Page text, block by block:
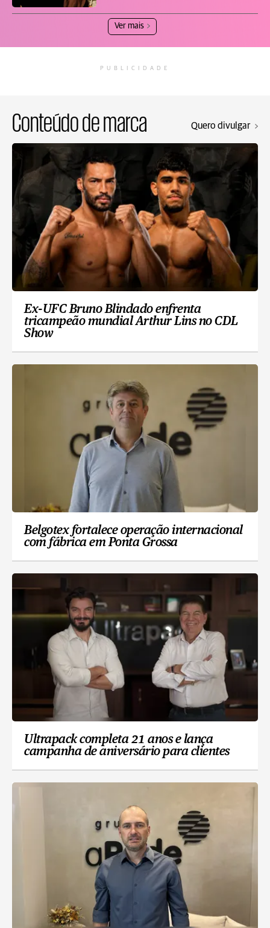
Ver mais
PUBLICIDADE
Conteúdo de marca Quero divulgar
Ex-UFC Bruno Blindado enfrenta
tricampeão mundial Arthur Lins no CDL
Show
Belgotex fortalece operação internacional
com fábrica em Ponta Grossa
Ultrapack completa 21 anos e lança
campanha de aniversário para clientes